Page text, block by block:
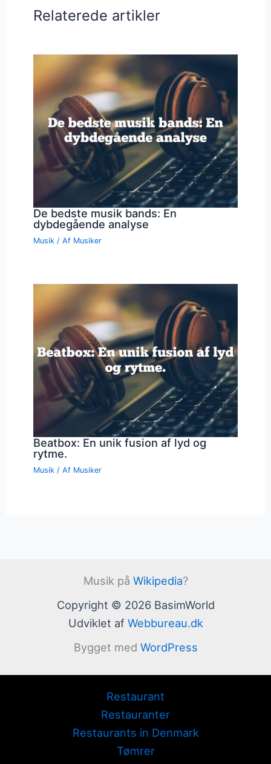
Relaterede artikler
De bedste musik bands: En
dybdegående analyse
Musik / Af Musiker
Beatbox: En unik fusion af lyd og
rytme.
Musik / Af Musiker
Musik på Wikipedia?
Copyright © 2026 BasimWorld
Udviklet af Webbureau.dk
Bygget med WordPress
Restaurant
Restauranter
Restaurants in Denmark
Tømrer